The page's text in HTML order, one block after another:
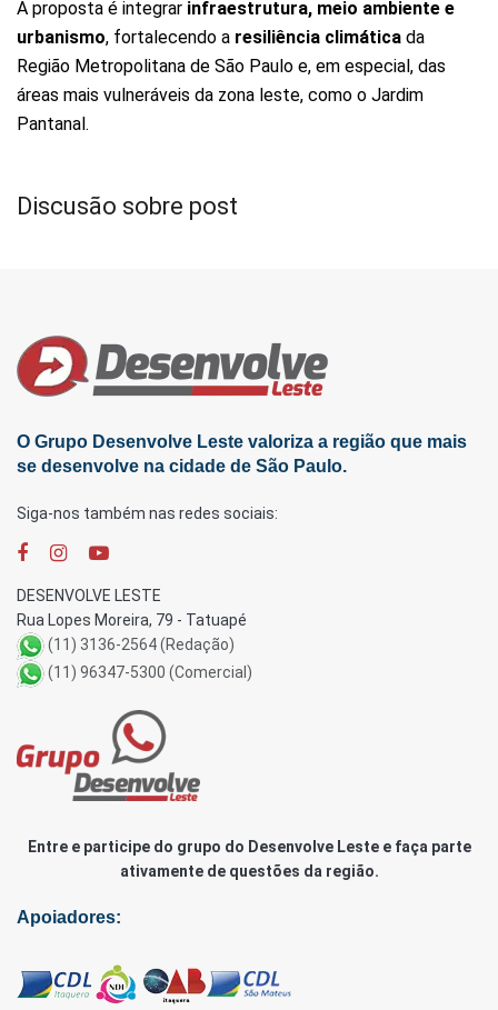
A proposta é integrar infraestrutura, meio ambiente e
urbanismo, fortalecendo a resiliência climática da
Região Metropolitana de São Paulo e, em especial, das
áreas mais vulneráveis da zona leste, como o Jardim
Pantanal.
Discusão sobre post
O Grupo Desenvolve Leste valoriza a região que mais
se desenvolve na cidade de São Paulo.
Siga-nos também nas redes sociais:
DESENVOLVE LESTE
Rua Lopes Moreira, 79 - Tatuapé
(11) 3136-2564 (Redação)
(11) 96347-5300 (Comercial)
Entre e participe do grupo do Desenvolve Leste e faça parte
ativamente de questões da região.
Apoiadores: